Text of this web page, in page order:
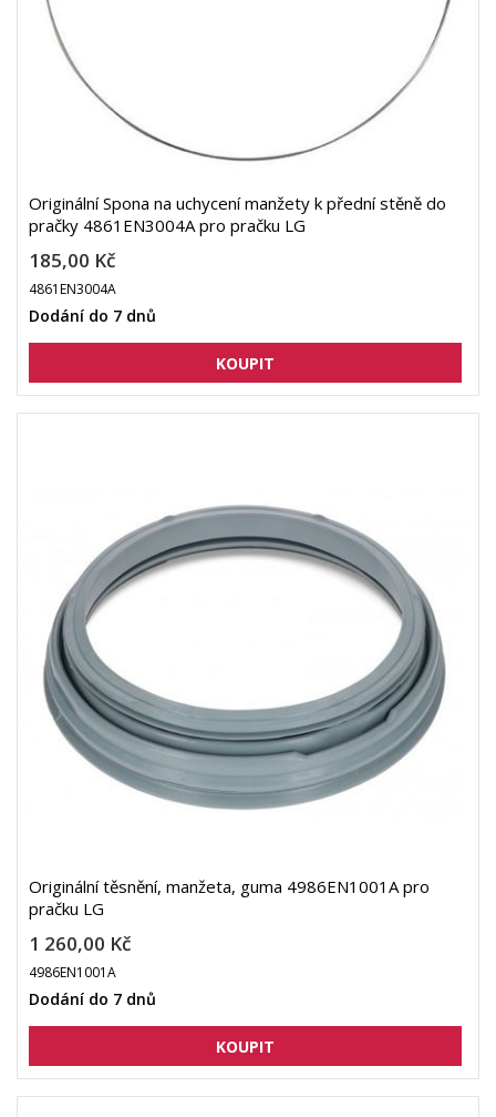
Originální Spona na uchycení manžety k přední stěně do
pračky 4861EN3004A pro pračku LG
185,00 Kč
4861EN3004A
Dodání do 7 dnů
Originální těsnění, manžeta, guma 4986EN1001A pro
pračku LG
1 260,00 Kč
4986EN1001A
Dodání do 7 dnů